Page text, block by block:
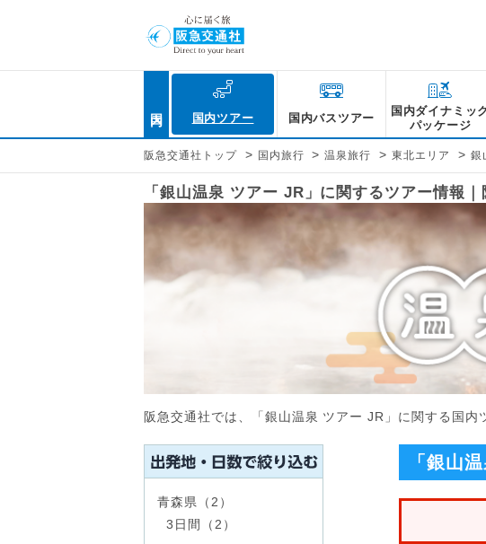
国内ツアー 国内バスツアー
国内ダイナミッ
パッケージ
阪急交通社トップ > 国内旅行 > 温泉旅行 > 東北エリア > 銀
「銀山温泉 ツアー JR」に関するツアー情報
阪急交通社では、「銀山温泉 ツアー JR」に関する国内
「銀山
青森県（2）
3日間（2）